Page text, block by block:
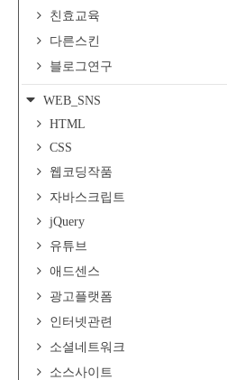
친효교육
다른스킨
블로그연구
WEB_SNS
HTML
CSS
웹코딩작품
자바스크립트
jQuery
유튜브
애드센스
광고플랫폼
인터넷관련
소셜네트워크
소스사이트